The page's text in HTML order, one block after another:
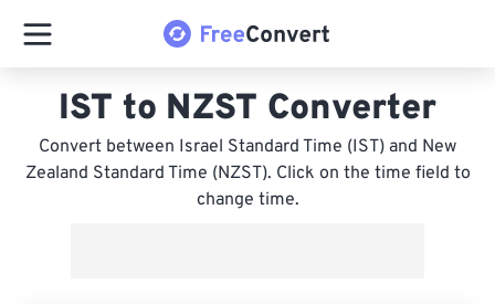
IST to NZST Converter
Convert between Israel Standard Time (IST) and New
Zealand Standard Time (NZST). Click on the time field to
change time.